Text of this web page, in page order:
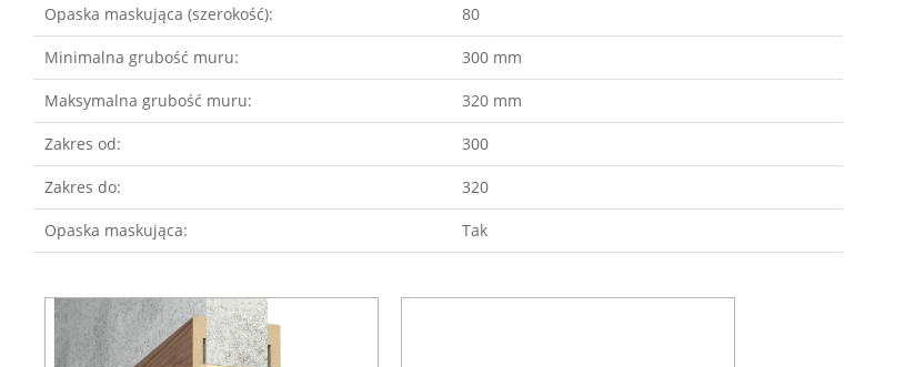
Opaska maskująca (szerokość): 80
Minimalna grubość muru: 300 mm
Maksymalna grubość muru: 320 mm
Zakres od: 300
Zakres do: 320
Opaska maskująca: Tak